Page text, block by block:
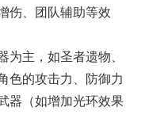
伤、团队辅助等效
主，如圣者遗物、
色的攻击力、防御力
器（如增加光环效果